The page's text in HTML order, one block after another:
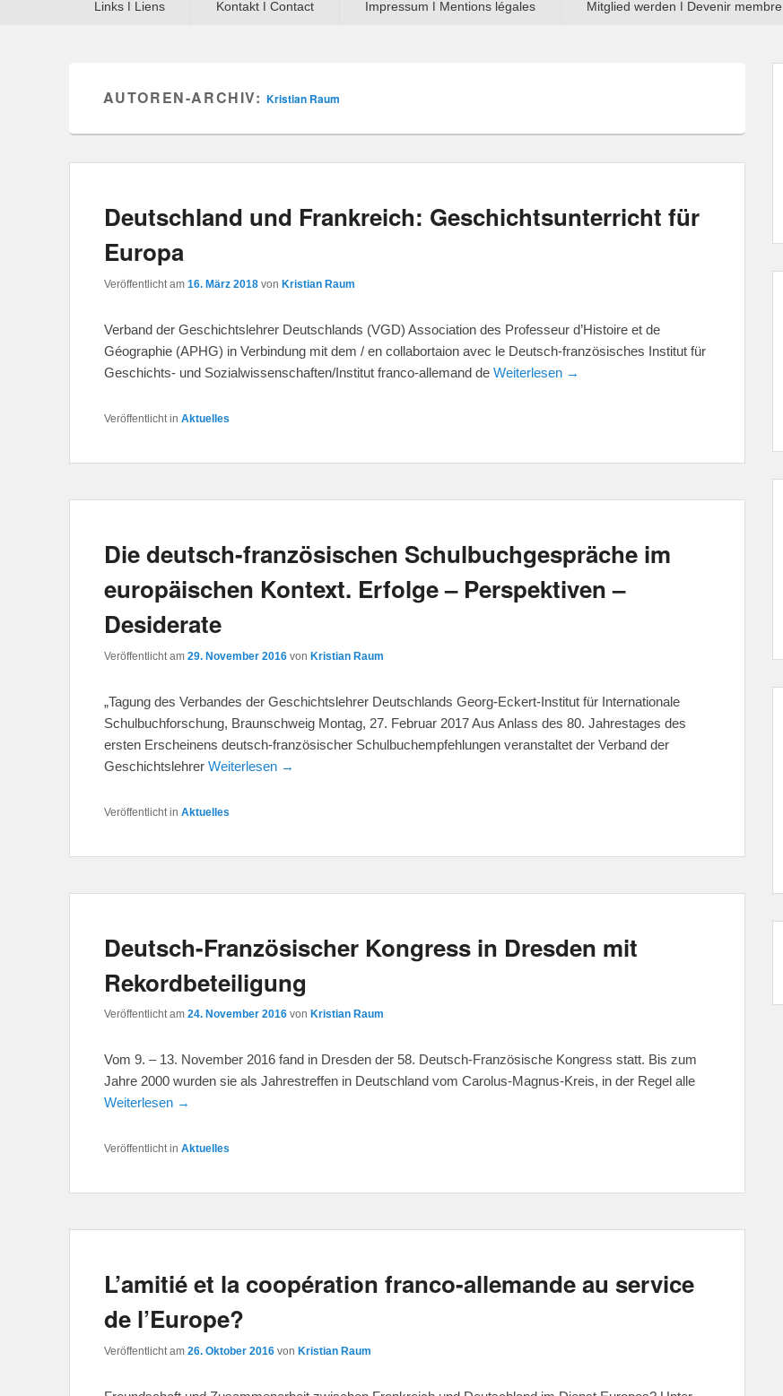
Links ǀ Liens Kontakt ǀ Contact Impressum ǀ Mentions légales Mitglied werden ǀ Devenir membre
AUTOREN-ARCHIV:Kristian Raum
Deutschland und Frankreich: Geschichtsunterricht für
Europa
Veröffentlicht am 16. März 2018 von Kristian Raum
Verband der Geschichtslehrer Deutschlands (VGD) Association des Professeur d’Histoire et de
Géographie (APHG) in Verbindung mit dem / en collabortaion avec le Deutsch-französisches Institut für
Geschichts- und Sozialwissenschaften/Institut franco-allemand de Weiterlesen →
Veröffentlicht in Aktuelles
Die deutsch-französischen Schulbuchgespräche im
europäischen Kontext. Erfolge – Perspektiven –
Desiderate
Veröffentlicht am 29. November 2016 von Kristian Raum
„Tagung des Verbandes der Geschichtslehrer Deutschlands Georg-Eckert-Institut für Internationale
Schulbuchforschung, Braunschweig Montag, 27. Februar 2017 Aus Anlass des 80. Jahrestages des
ersten Erscheinens deutsch-französischer Schulbuchempfehlungen veranstaltet der Verband der
Geschichtslehrer Weiterlesen →
Veröffentlicht in Aktuelles
Deutsch-Französischer Kongress in Dresden mit
Rekordbeteiligung
Veröffentlicht am 24. November 2016 von Kristian Raum
Vom 9. – 13. November 2016 fand in Dresden der 58. Deutsch-Französische Kongress statt. Bis zum
Jahre 2000 wurden sie als Jahrestreffen in Deutschland vom Carolus-Magnus-Kreis, in der Regel alle
Weiterlesen →
Veröffentlicht in Aktuelles
L’amitié et la coopération franco-allemande au service
de l’Europe?
Veröffentlicht am 26. Oktober 2016 von Kristian Raum